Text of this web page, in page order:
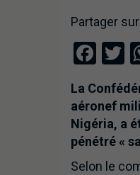
Partager
La
aéronef
Nigéria, a
pénétré «
Selon le